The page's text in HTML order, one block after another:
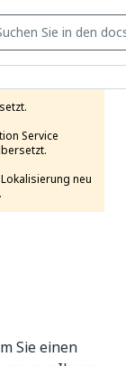
Service
neu
Sie einen